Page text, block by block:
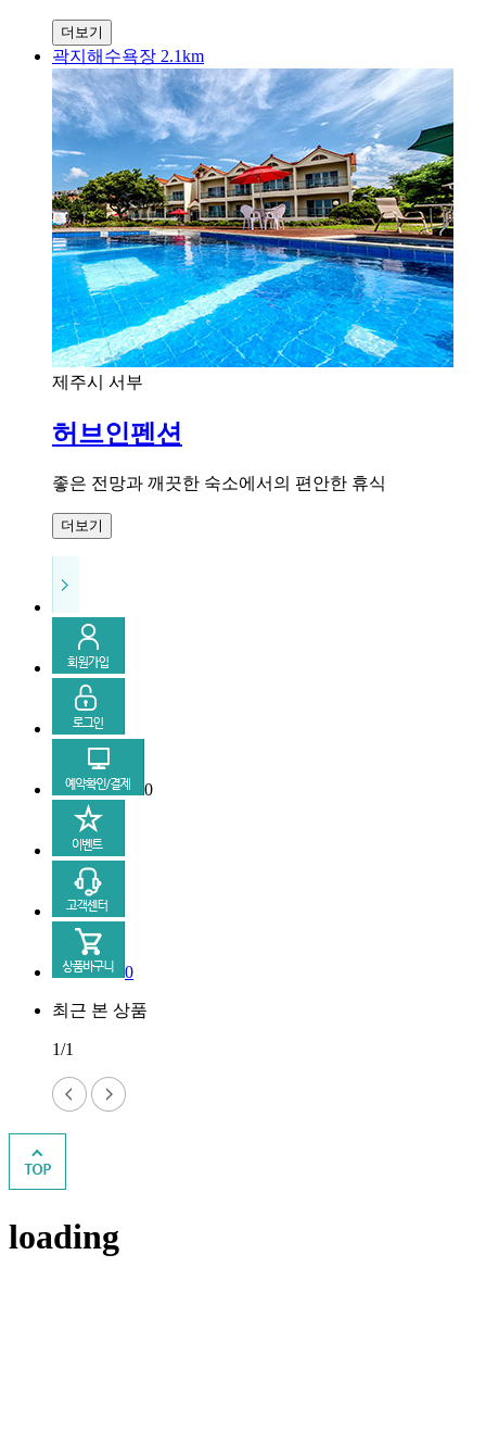
더보기
곽지해수욕장 2.1km
제주시 서부
허브인펜션
좋은 전망과 깨끗한 숙소에서의 편안한 휴식
더보기
0
0
최근 본 상품
1/1
loading